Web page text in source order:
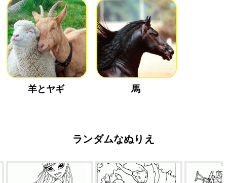
羊とヤギ 馬
ランダムなぬりえ